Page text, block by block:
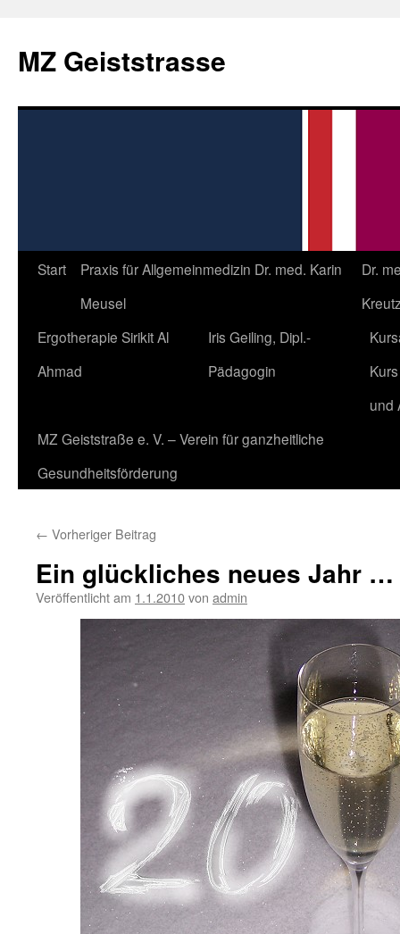
springen
MZ Geiststrasse
Start
Praxis für Allgemeinmedizin Dr. med. Karin
Meusel
Dr.
Ergotherapie Sirikit Al
Ahmad
Iris Geiling, Dipl.-
Pädagogin
und
MZ Geiststraße e. V. – Verein für ganzheitliche
Gesundheitsförderung
← Vorheriger Beitrag
Ein glückliches neues Jahr …
Veröffentlicht am 1.1.2010von admin